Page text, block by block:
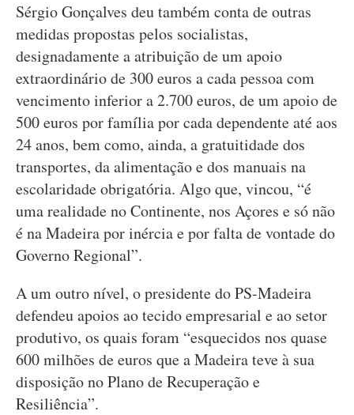
Sérgio Gonçalves deu também conta de outras
medidas propostas pelos socialistas,
designadamente a atribuição de um apoio
extraordinário de 300 euros a cada pessoa com
vencimento inferior a 2.700 euros, de um apoio de
500 euros por família por cada dependente até aos
24 anos, bem como, ainda, a gratuitidade dos
transportes, da alimentação e dos manuais na
escolaridade obrigatória. Algo que, vincou, “é
uma realidade no Continente, nos Açores e só não
é na Madeira por inércia e por falta de vontade do
Governo Regional”.
A um outro nível, o presidente do PS-Madeira
defendeu apoios ao tecido empresarial e ao setor
produtivo, os quais foram “esquecidos nos quase
600 milhões de euros que a Madeira teve à sua
disposição no Plano de Recuperação e
Resiliência”.